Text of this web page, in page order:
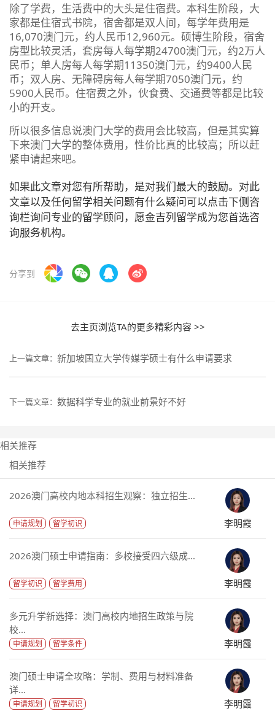
除了学费，生活费中的大头是住宿费。本科生阶段，大
家都是住宿式书院，宿舍都是双人间，每学年费用是
16,070澳门元，约人民币12,960元。硕博生阶段，宿舍
房型比较灵活，套房每人每学期24700澳门元，约2万人
民币；单人房每人每学期11350澳门元，约9400人民
币；双人房、无障碍房每人每学期7050澳门元，约
5900人民币。住宿费之外，伙食费、交通费等都是比较
小的开支。
所以很多信息说澳门大学的费用会比较高，但是其实算
下来澳门大学的整体费用，性价比真的比较高；所以赶
紧申请起来吧。
如果此文章对您有所帮助，是对我们最大的鼓励。对此
文章以及任何留学相关问题有什么疑问可以点击下侧咨
询栏询问专业的留学顾问，愿金吉列留学成为您首选咨
询服务机构。
分享到
去主页浏览TA的更多精彩内容 >>
上一篇文章： 新加坡国立大学传媒学硕士有什么申请要求
下一篇文章： 数据科学专业的就业前景好不好
相关推荐
相关推荐
2026澳门高校内地本科招生观察：独立招生...
申请规划 留学初识 李明霞
2026澳门硕士申请指南：多校接受四六级成...
留学初识 留学费用 李明霞
多元升学新选择：澳门高校内地招生政策与院
校...
申请规划 留学条件 李明霞
澳门硕士申请全攻略：学制、费用与材料准备
详...
申请规划 留学初识 李明霞